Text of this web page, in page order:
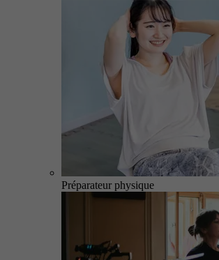
Préparateur physique